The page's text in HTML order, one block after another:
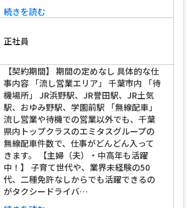
続きを読む
正社員
【契約期間】 期間の定めなし 具体的な仕
事内容 「流し営業エリア」 千葉市内 「待
機場所」 JR浜野駅、JR誉田駅、JR土気
駅、おゆみ野駅、学園前駅 「無線配車」
流し営業や待機での営業以外でも、千葉
県内トップクラスのエミタスグループの
無線配車件数で、仕事がどんどん入って
きます。 【主婦（夫）・中高年も活躍
中！】 子育て世代や、業界未経験の50
代、二種免許なしからでも活躍できるの
がタクシードライバ…